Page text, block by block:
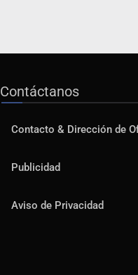
Contáctanos
Contacto & Dirección de
Publicidad
Aviso de Privacidad